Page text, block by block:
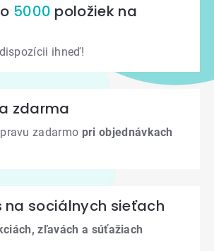
5000 položiek na
ihneď!
zdarma
zadarmo pri objednávkach
na sociálnych sieťach
zľavách a súťažiach